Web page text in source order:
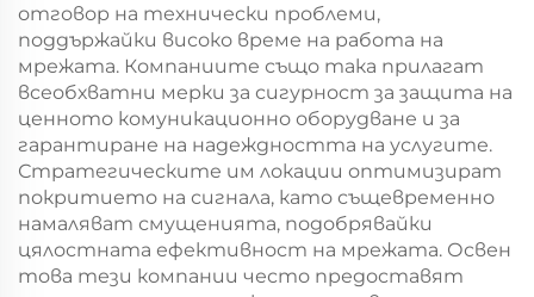
отговор на технически проблеми,
поддържайки високо време на работа на
мрежата. Компаниите също така прилагат
всеобхватни мерки за сигурност за защита на
ценното комуникационно оборудване и за
гарантиране на надеждността на услугите.
Стратегическите им локации оптимизират
покритието на сигнала, като същевременно
намаляват смущенията, подобрявайки
цялостната ефективност на мрежата. Освен
това тези компании често предоставят